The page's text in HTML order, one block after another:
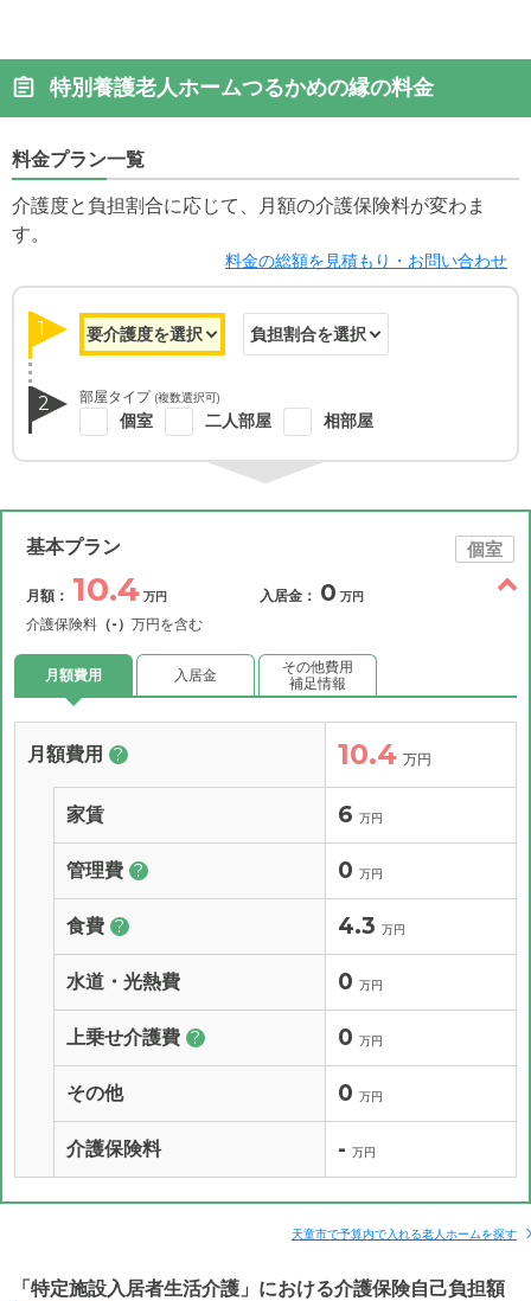
特別養護老人ホームつるかめの縁の料金
料金プラン一覧
介護度と負担割合に応じて、月額の介護保険料が変わま
す。
料金の総額を見積もり・お問い合わせ
1
2 部屋タイプ (複数選択可)
個室 二人部屋 相部屋
基本プラン 個室
月額： 10.4 万円
介護保険料 （-） 万円を含む
入居金： 0 万円
月額費用 入居金
その他費用
補足情報
月額費用 ? 10.4 万円
家賃 6 万円
管理費 ? 0 万円
食費 ? 4.3 万円
水道・光熱費 0 万円
上乗せ介護費 ? 0 万円
その他 0 万円
介護保険料 - 万円
天童市で予算内で入れる老人ホームを探す
「特定施設入居者生活介護」における介護保険自己負担額